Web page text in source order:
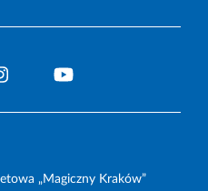
„Magiczny Kraków”